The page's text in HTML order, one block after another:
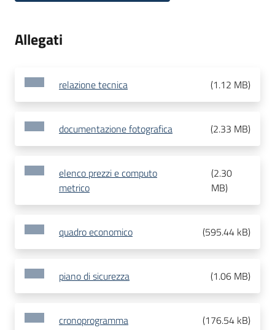
Allegati
relazione tecnica (1.12 MB)
documentazione fotografica (2.33 MB)
elenco prezzi e computo
metrico
(2.30
MB)
quadro economico (595.44 kB)
piano di sicurezza (1.06 MB)
cronoprogramma (176.54 kB)